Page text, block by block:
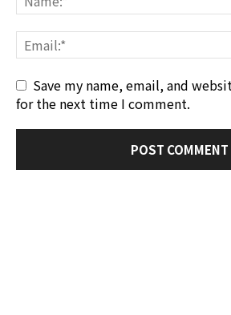
Save my name, email, and
for the next time I comment.